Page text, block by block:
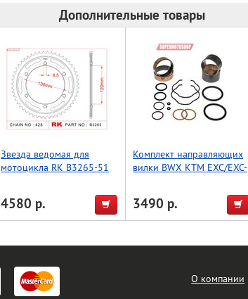
Дополнительные товары
Звезда ведомая для
мотоцикла RK B3265-51
4580 р.
Комплект направляющих
вилки BWX KTM EXC/EXC-
3490 р.
О компании